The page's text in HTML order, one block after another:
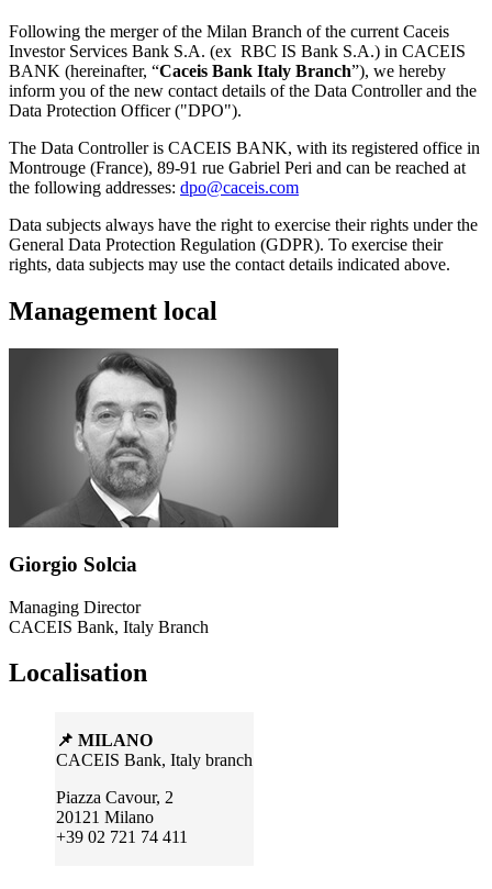
Following the merger of the Milan Branch of the current Caceis
Investor Services Bank S.A. (ex RBC IS Bank S.A.) in CACEIS
BANK (hereinafter, “Caceis Bank Italy Branch”), we hereby
inform you of the new contact details of the Data Controller and the
Data Protection Officer ("DPO").
The Data Controller is CACEIS BANK, with its registered office in
Montrouge (France), 89-91 rue Gabriel Peri and can be reached at
the following addresses: dpo@caceis.com
Data subjects always have the right to exercise their rights under the
General Data Protection Regulation (GDPR). To exercise their
rights, data subjects may use the contact details indicated above.
Management local
Giorgio Solcia
Managing Director
CACEIS Bank, Italy Branch
Localisation
📌 MILANO
CACEIS Bank, Italy branch
Piazza Cavour, 2
20121 Milano
+39 02 721 74 411